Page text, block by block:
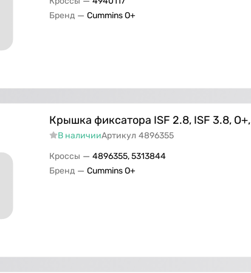
Бренд — Cummins O+
Крышка фиксатора ISF 2.8, ISF 3.8, О+,
В наличииАртикул 4896355
Кроссы — 4896355, 5313844
Бренд — Cummins O+